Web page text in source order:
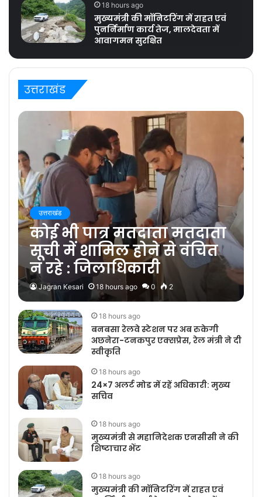
18 hours ago
मुख्यमंत्री की मॉनिटरिंग में राहत एवं
पुनर्निर्माण कार्य तेज, मालदेवता में
आवागमन सुरक्षित
उत्तराखंड
उत्तराखंड
कोई भी पात्र मतदाता मतदाता
सूची में शामिल होने से वंचित
न रहे : जिलाधिकारी
Jagran Kesari 18 hours ago 0 2
18 hours ago
बनबसा रेलवे स्टेशन पर अब रुकेगी
अछनेरा-टनकपुर एक्सप्रेस, रेल मंत्री ने दी
स्वीकृति
18 hours ago
24×7 अलर्ट मोड में रहें अधिकारी: मुख्य
सचिव
18 hours ago
मुख्यमंत्री से महानिदेशक एनसीसी ने की
शिष्टाचार भेंट
18 hours ago
मुख्यमंत्री की मॉनिटरिंग में राहत एवं